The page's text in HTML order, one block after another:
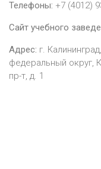
Телефоны: +7 (4012)
Сайт учебного
Адрес: г. Калининград,
федеральный округ,
пр-т, д. 1